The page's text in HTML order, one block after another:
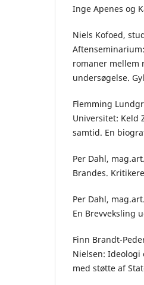
Inge Apenes og
Niels Kofoed,
romaner mellem
undersøgelse.
Flemming
Universitet: Keld
samtid. En
Per Dahl,
Brandes.
Per Dahl,
En Brevveksling
Finn Brandt-
Nielsen: Ideologi
med støtte af